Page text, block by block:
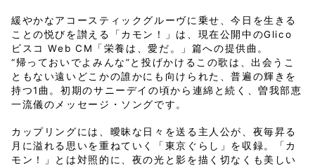
緩やかなアコースティックグルーヴに乗せ、今日を生きる
ことの悦びを讃える「カモン！」は、現在公開中のGlico
ビスコ Web CM「栄養は、愛だ。」篇への提供曲。
“帰っておいでよみんな”と投げかけるこの歌は、出会うこ
ともない遠いどこかの誰かにも向けられた、普遍の輝きを
持つ1曲。初期のサニーデイの頃から連綿と続く、曽我部恵
一流儀のメッセージ・ソングです。
カップリングには、曖昧な日々を送る主人公が、夜毎昇る
月に溢れる思いを重ねていく「東京ぐらし」を収録。「カ
モン！」とは対照的に、夜の光と影を描く切なくも美しい